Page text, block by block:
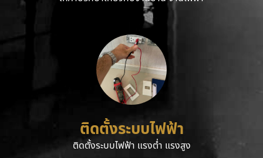
ติดตั้งระบบไฟฟ้า
ติดตั้งระบบไฟฟ้า แรงต่ำ แรงสูง